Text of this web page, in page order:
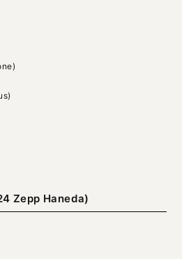
Zepp Haneda)